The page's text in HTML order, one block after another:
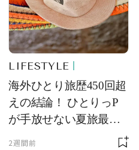
LIFESTYLE
海外ひとり旅歴450回超
えの結論！ ひとりっP
が手放せない夏旅最強
2週間前